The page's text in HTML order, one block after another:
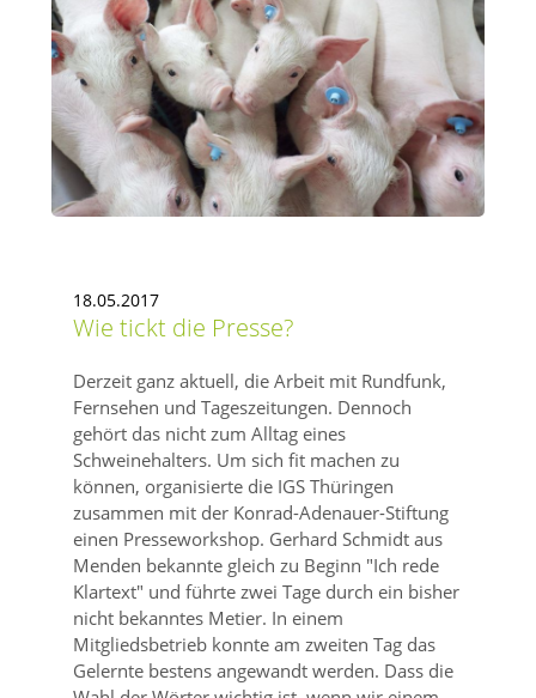
18.05.2017
Wie tickt die Presse?
Derzeit ganz aktuell, die Arbeit mit Rundfunk,
Fernsehen und Tageszeitungen. Dennoch
gehört das nicht zum Alltag eines
Schweinehalters. Um sich fit machen zu
können, organisierte die IGS Thüringen
zusammen mit der Konrad-Adenauer-Stiftung
einen Presseworkshop. Gerhard Schmidt aus
Menden bekannte gleich zu Beginn Ich rede
Klartext und führte zwei Tage durch ein bisher
nicht bekanntes Metier. In einem
Mitgliedsbetrieb konnte am zweiten Tag das
Gelernte bestens angewandt werden. Dass die